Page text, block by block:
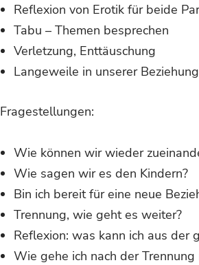
Reflexion von Erotik für beide
Tabu – Themen besprechen
Verletzung, Enttäuschung
Langeweile in unserer Beziehung
Fragestellungen:
Wie können wir wieder
Wie sagen wir es den Kindern?
Bin ich bereit für eine neue
Trennung, wie geht es weiter?
Reflexion: was kann ich aus der
Wie gehe ich nach der